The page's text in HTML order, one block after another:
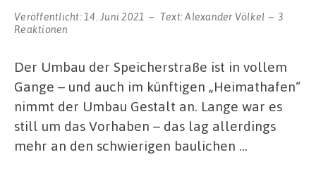
Veröffentlicht: 14. Juni 2021 Text:Alexander Völkel
3
Reaktionen
Der Umbau der Speicherstraße ist in vollem
Gange – und auch im künftigen „Heimathafen“
nimmt der Umbau Gestalt an. Lange war es
still um das Vorhaben – das lag allerdings
mehr an den schwierigen baulichen …